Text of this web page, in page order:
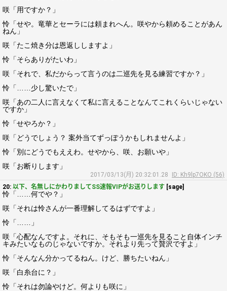
咲「用ですか？」
怜「せや。竜華とセーラには頼まれへん。咲やから頼めることがあん
ねん」
咲「たこ焼き分は恩返ししますよ」
怜「そらありがたいわ」
咲「それで、私だからって言うのは二巡先を見る練習ですか？」
怜「……少し驚いたで」
咲「あの二人に言えなくて私に言えることなんてこれくらいじゃない
ですか」
怜「せやろか？」
咲「どうでしょう？ 案外当てずっぽうかもしれませんよ」
怜「別にどうでもええわ。せやから、咲、お願いや」
咲「お断りします」
2017/03/13(月) 20:32:01.28
ID: Kh9lp7OKO (56)
20: 以下、名無しにかわりましてSS速報VIPがお送りします [sage]
怜「……何でや？」
咲「それは怜さんが一番理解してるはずですよ」
怜「……」
咲「心配なんですよ。それに、そもそも一巡先を見ること自体インチ
キみたいなものじゃないですか。それより先って贅沢ですよ」
怜「そんなん分かってるねん。けど、勝ちたいねん」
咲「白糸台に？」
怜「それは勿論やけど。何よりも咲に」